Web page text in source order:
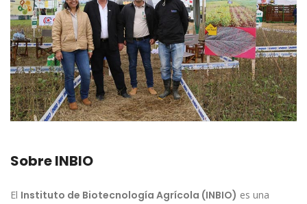
Sobre INBIO
El Instituto de Biotecnología Agrícola (INBIO) es una